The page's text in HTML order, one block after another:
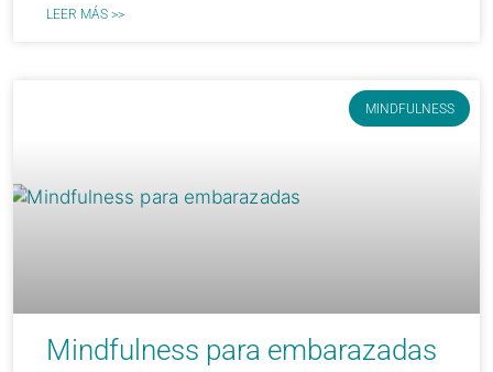
LEER MÁS >>
MINDFULNESS
Mindfulness para embarazadas